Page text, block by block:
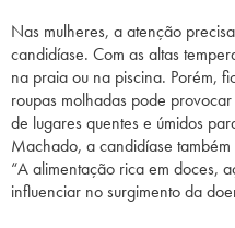
Nas mulheres, a atenção
candidíase. Com as altas
na praia ou na piscina. Porém,
roupas molhadas pode
de lugares quentes e úmidos
Machado, a candidíase
“A alimentação rica em doces,
influenciar no surgimento da